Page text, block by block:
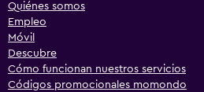
Quiénes somos
Empleo
Móvil
Descubre
Cómo funcionan nuestros servicios
Códigos promocionales momondo